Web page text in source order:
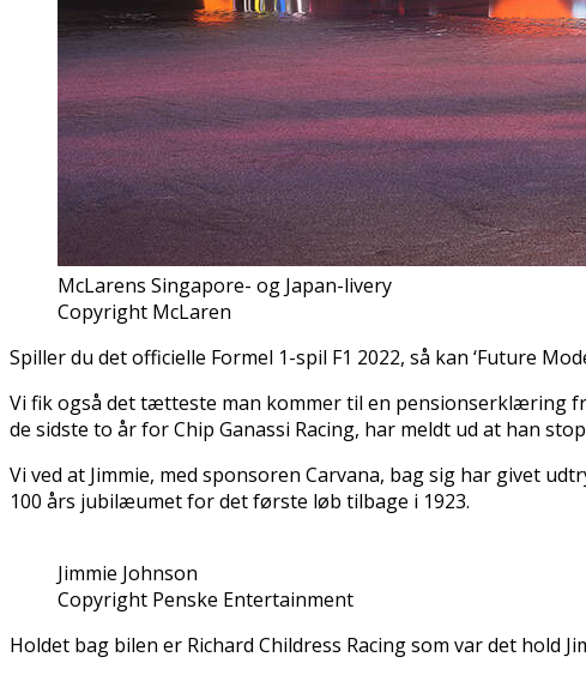
McLarens Singapore- og Japan-livery
Copyright McLaren
Spiller du det officielle Formel 1-spil F1 2022, så kan ‘Future
Vi fik også det tætteste man kommer til en pensionserklæring
de sidste to år for Chip Ganassi Racing, har meldt ud at han
Vi ved at Jimmie, med sponsoren Carvana, bag sig har givet
100 års jubilæumet for det første løb tilbage i 1923.
Jimmie Johnson
Copyright Penske Entertainment
Holdet bag bilen er Richard Childress Racing som var det hold